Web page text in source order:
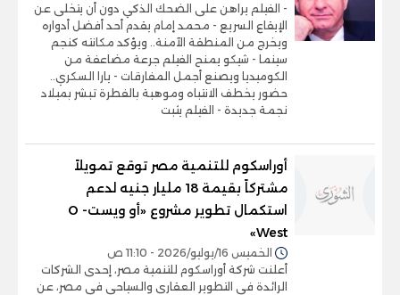
- الفيلم يراهن على الضحك الذكي دون أن يتخلى عن
الإيقاع السريع - محمد إمام يقدم أحد أفضل أدواره
ويخرج من المنطقة الآمنة.. ويؤكد مكانته كنجم
سينما - شيكو يمنح الفيلم جرعة مضاعفة من
الكوميديا ويصنع أجمل المفارقات - يارا السكري..
حضور يخطف الانتباه وموهبة بالفطرة تبشر بميلاد
نجمة جديدة - الفيلم يثبت
أوراسكوم للتنمية مصر توقع تمويلاً
مشتركاً بقيمة 18 مليار جنيه لدعم
استكمال تطوير مشروع «أو ويست- O
West»
الخميس 16/يوليو/2026 - 11:10 ص
أعلنت شركة أوراسكوم للتنمية مصر، إحدى الشركات
الرائدة في التطوير العقاري والسياحي في مصر، عن